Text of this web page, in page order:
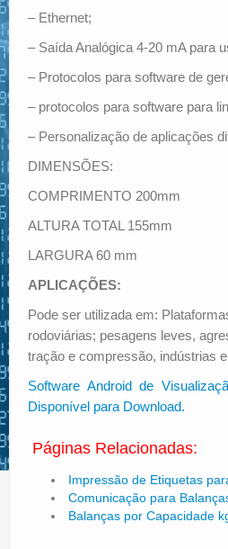
– Ethernet;
– Saída Analógica 4-20 mA para
– Protocolos para software de
– protocolos para software para
– Personalização de aplicações
DIMENSÕES:
COMPRIMENTO 200mm
ALTURA TOTAL 155mm
LARGURA 60 mm
APLICAÇÕES:
Pode ser utilizada em:
rodoviárias; pesagens leves,
tração e compressão, indústrias
Software Android de
Disponível para Download.
Páginas Relacionadas:
Impressão de Etiquetas
Comunicação para
Balanças por Capacidade